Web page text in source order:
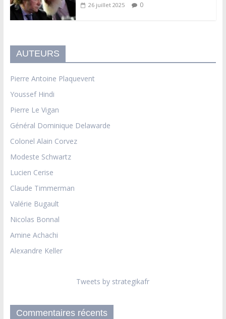
26 juillet 2025 0
AUTEURS
Pierre Antoine Plaquevent
Youssef Hindi
Pierre Le Vigan
Général Dominique Delawarde
Colonel Alain Corvez
Modeste Schwartz
Lucien Cerise
Claude Timmerman
Valérie Bugault
Nicolas Bonnal
Amine Achachi
Alexandre Keller
Tweets by strategikafr
Commentaires récents